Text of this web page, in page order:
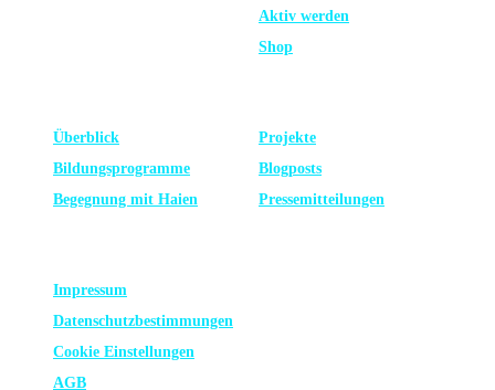
Aktiv werden
Shop
Überblick
Bildungsprogramme
Begegnung mit Haien
Projekte
Blogposts
Presse­mitteilungen
Impressum
Datenschutz­bestimmungen
Cookie Einstellungen
AGB